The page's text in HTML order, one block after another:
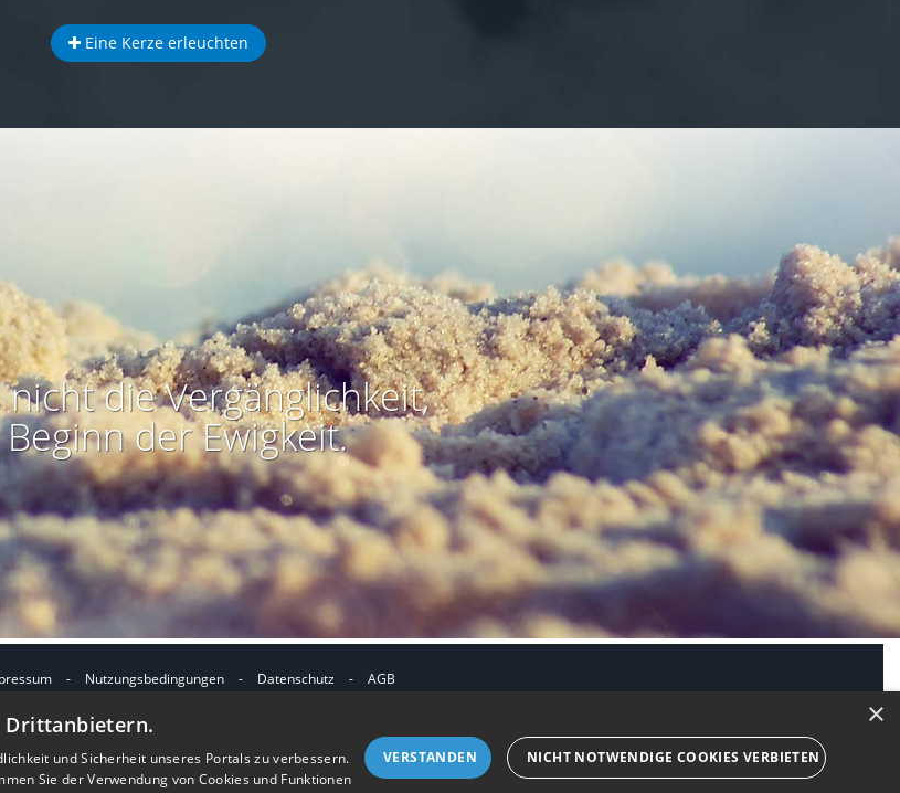
Eine Kerze erleuchten
die Vergänglichkeit,
der Ewigkeit.
- Nutzungsbedingungen - Datenschutz -
AGB
m
A
c
Kontakt - eigenes Gedenkportal erstellen
Vertrag widerrufen
×
Drittanbietern.
und Sicherheit unseres Portals zu verbessern.
Sie der Verwendung von Cookies und Funktionen
VERSTANDEN NICHT NOTWENDIGE COOKIES VERBIETEN